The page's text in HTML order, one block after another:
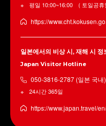
평일 10:00~16:00 ( 토일공휴
https://
일본에서의 비상 시, 재해 시 정
Japan Visitor Hotline
050-3816-2787 (일본 국내)
24시간 365일
https://www.japan.travel/